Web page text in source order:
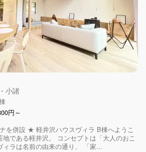
小諸
円～
を併設 ★ 軽井沢ハウスヴィラ B棟へようこ
である軽井沢。 コンセプトは「大人のおこ
ィラは名前の由来の通り、 「家...